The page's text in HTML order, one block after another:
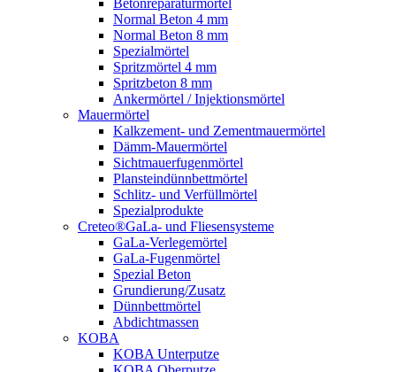
Betonreparaturmörtel
Normal Beton 4 mm
Normal Beton 8 mm
Spezialmörtel
Spritzmörtel 4 mm
Spritzbeton 8 mm
Ankermörtel / Injektionsmörtel
Mauermörtel
Kalkzement- und Zementmauermörtel
Dämm-Mauermörtel
Sichtmauerfugenmörtel
Plansteindünnbettmörtel
Schlitz- und Verfüllmörtel
Spezialprodukte
Creteo®GaLa- und Fliesensysteme
GaLa-Verlegemörtel
GaLa-Fugenmörtel
Spezial Beton
Grundierung/Zusatz
Dünnbettmörtel
Abdichtmassen
KOBA
KOBA Unterputze